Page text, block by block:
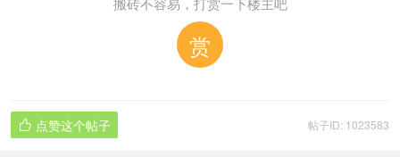
赏
帖子ID: 1023583
 点赞这个帖子